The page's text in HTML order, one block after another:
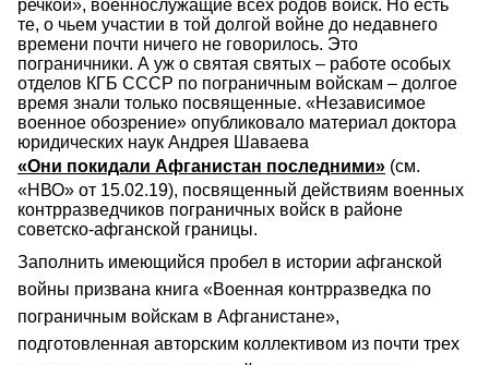
речкой», военнослужащие всех родов войск. Но есть
те, о чьем участии в той долгой войне до недавнего
времени почти ничего не говорилось. Это
пограничники. А уж о святая святых – работе особых
отделов КГБ СССР по пограничным войскам – долгое
время знали только посвященные. «Независимое
военное обозрение» опубликовало материал доктора
юридических наук Андрея Шаваева
«Они покидали Афганистан последними» (см.
«НВО» от 15.02.19), посвященный действиям военных
контрразведчиков пограничных войск в районе
советско-афганской границы.
Заполнить имеющийся пробел в истории афганской
войны призвана книга «Военная контрразведка по
пограничным войскам в Афганистане»,
подготовленная авторским коллективом из почти трех